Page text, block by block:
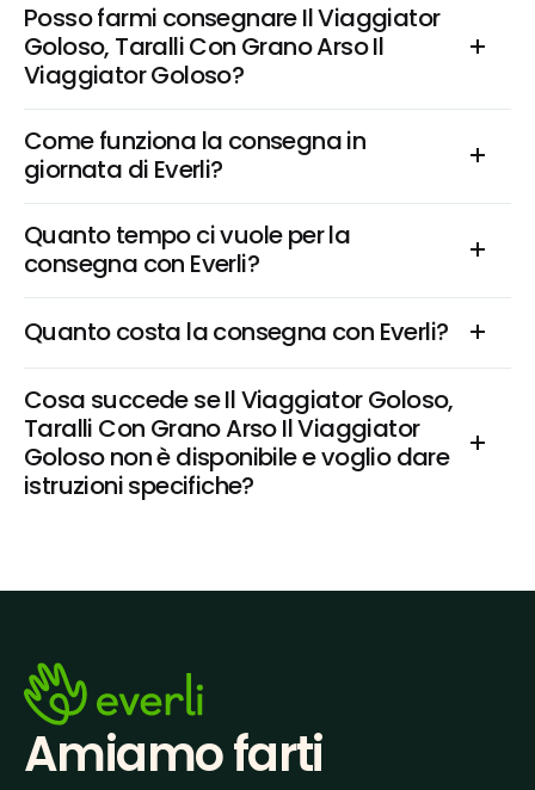
Posso farmi consegnare Il Viaggiator
Goloso, Taralli Con Grano Arso Il
Viaggiator Goloso?
Come funziona la consegna in
giornata di Everli?
Quanto tempo ci vuole per la
consegna con Everli?
Quanto costa la consegna con Everli?
Cosa succede se Il Viaggiator Goloso,
Taralli Con Grano Arso Il Viaggiator
Goloso non è disponibile e voglio dare
istruzioni specifiche?
Amiamo farti